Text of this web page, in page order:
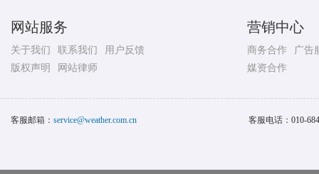
网站服务
关于我们 联系我们
用户反馈
版权声明
网站律师
营销中心
商务合作
广告
媒资合作
客服邮箱： service@weather.com.cn 客服电话： 010-